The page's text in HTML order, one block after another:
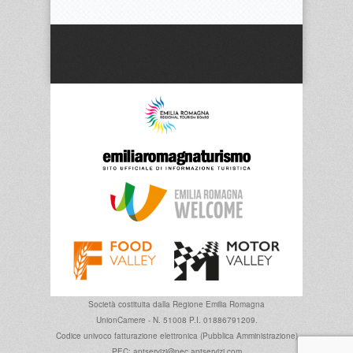
Società costituita dalla Regione Emilia Romagna
UnionCamere - N. 51008 P.I. 01886791209.
Codice univoco fatturazione elettronica (Pubblica Amministrazione)